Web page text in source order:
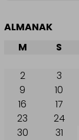
ALMANAK
M S
2
3
9
10
16
17
23
24
30
31